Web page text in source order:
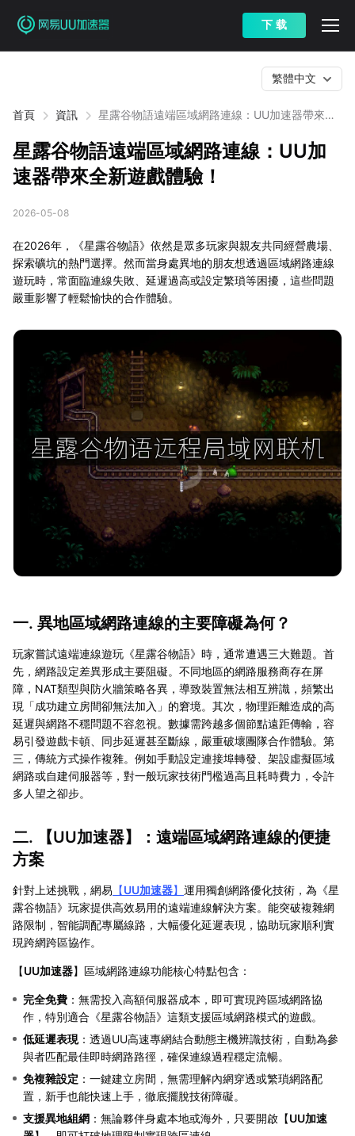
下 载
首頁 資訊
星露谷物語遠端區域網路連線：UU加速器帶來全
繁體中文
星露谷物語遠端區域網路連線：UU加
速器帶來全新遊戲體驗！
2026-05-08
在2026年，《星露谷物語》依然是眾多玩家與親友共同經營農場、
探索礦坑的熱門選擇。然而當身處異地的朋友想透過區域網路連線
遊玩時，常面臨連線失敗、延遲過高或設定繁瑣等困擾，這些問題
嚴重影響了輕鬆愉快的合作體驗。
一. 異地區域網路連線的主要障礙為何？
玩家嘗試遠端連線遊玩《星露谷物語》時，通常遭遇三大難題。首
先，網路設定差異形成主要阻礙。不同地區的網路服務商存在屏
障，NAT類型與防火牆策略各異，導致裝置無法相互辨識，頻繁出
現「成功建立房間卻無法加入」的窘境。其次，物理距離造成的高
延遲與網路不穩問題不容忽視。數據需跨越多個節點遠距傳輸，容
易引發遊戲卡頓、同步延遲甚至斷線，嚴重破壞團隊合作體驗。第
三，傳統方式操作複雜。例如手動設定連接埠轉發、架設虛擬區域
網路或自建伺服器等，對一般玩家技術門檻過高且耗時費力，令許
多人望之卻步。
二. 【UU加速器】：遠端區域網路連線的便捷
方案
針對上述挑戰，網易 【UU加速器】 運用獨創網路優化技術，為《星
露谷物語》玩家提供高效易用的遠端連線解決方案。能突破複雜網
路限制，智能調配專屬線路，大幅優化延遲表現，協助玩家順利實
現跨網跨區協作。
【UU加速器】區域網路連線功能核心特點包含：
完全免費 ：無需投入高額伺服器成本，即可實現跨區域網路協
作，特別適合《星露谷物語》這類支援區域網路模式的遊戲。
低延遲表現：透過UU高速專網結合動態主機辨識技術，自動為參
與者匹配最佳即時網路路徑，確保連線過程穩定流暢。
免複雜設定 ：一鍵建立房間，無需理解內網穿透或繁瑣網路配
置，新手也能快速上手，徹底擺脫技術障礙。
支援異地組網 ：無論夥伴身處本地或海外，只要開啟【UU加速